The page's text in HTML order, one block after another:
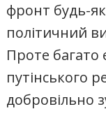
фронт будь-
політичний
Проте багато
путінського
добровільно